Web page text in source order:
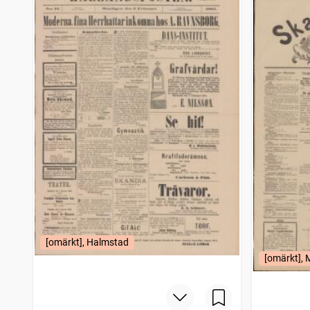
Cimbrishamnsbladet
träffar
Ystads allehanda
träffar
Åmåls tidning
träffar
Engelholms tidning (1867)
träffar
Sköfde tidning (Skövde : 1858)
träffar
Skeningeposten
träffar
Norra Hallands tidning Vestkusten
träffar
Umebladet
träffar
Östgöten (Linköping : 1874)
träffar
Lidköpings tidning (Lidköping : 1881)
träffar
Trelleborgs allehanda
träffar
Stockholms adress och varutidning
träffar
Enköpingsposten
träffar
Motala tidning (1868)
träffar
Eksjötidningen
träffar
Västerviksposten
träffar
[omärkt], Halmstad
[omärkt],